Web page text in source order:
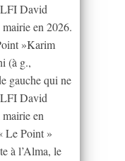
LFI David
en 2026.
»Karim
(à g.,
gauche qui ne
LFI David
en
Le Point »
à l’Alma, le